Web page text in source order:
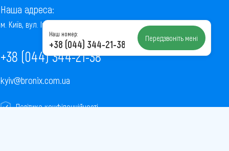
Наша адреса:
м. Київ, вул. Інститутська, 22/7, оф. 41
+38 (044) 344-21-38
kyiv@bronix.com.ua
Політика конфіденційності
Наш номер:
+38 (044) 344-21-38 Передзвоніть мені